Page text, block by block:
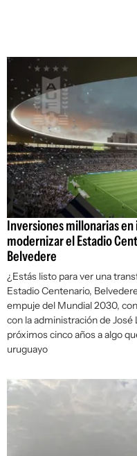
Inversiones millonarias
modernizar el Estadio
Belvedere
¿Estás listo para ver una
Estadio Centenario,
empuje del Mundial 2030,
con la administración de
próximos cinco años a algo
uruguayo